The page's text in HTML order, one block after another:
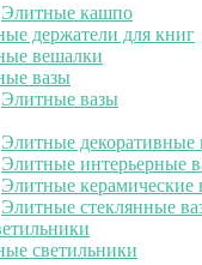
Элитные кашпо
держатели для книг
вешалки
вазы
Элитные вазы
Элитные декоративные
Элитные интерьерные
Элитные керамические
Элитные стеклянные
светильники